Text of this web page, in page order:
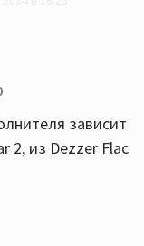
закачка.
из тайдала,
прямо махом
окно, что
мной
зависит
2, из Dezzer Flac